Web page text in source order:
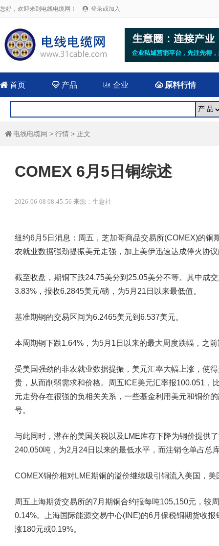
您好，欢迎来到电线电缆网！  登录或加入
 首页 产品  企业 原料行情
 电线电缆网 > 行情 > 正文
COMEX 6月5日铜综述
2026-06-08 08:45:56 来源：生意社
纽约6月5日消息：周五，芝加哥商品交易所(COMEX)的铜
农就业数据强劲提振美元走强，加上美伊迅速达成停火协
截至收盘，期铜下跌24.75美分到25.05美分不等。其中成
3.83%，报收6.2845美元/磅，为5月21日以来最低值。
基准期铜的交易区间为6.2465美元到6.537美元。
本周期铜下跌1.64%，为5月1日以来的最大周度跌幅，之
受美国强劲的非农就业数据提振，美元汇率大幅上涨，使
贵，从而削弱需求和价格。周五ICE美元汇率报100.051，
元走势存在很强的负相关关系，一些基金利用美元和铜价
号。
与此同时，潜在的美国关税以及LME库存下降为铜价提供
240,050吨，为2月24日以来的最低水平，而注销仓单占总
COMEX铜价相对LME期铜的溢价继续吸引铜流入美国，
周五上海期货交易所的7月期铜合约报每吨105,150元，较
0.14%。上海国际能源交易中心(INE)的6月保税铜期货收
涨180元或0.19%。